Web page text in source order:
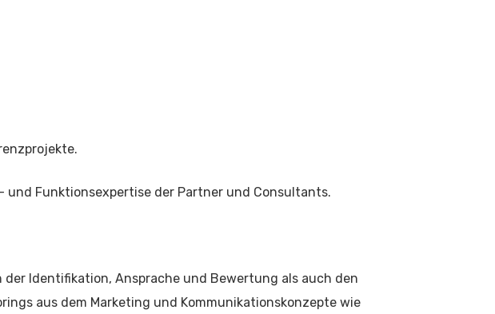
Funktionsexpertise der Partner und Consultants.
der Identifikation, Ansprache und Bewertung als auch den
aus dem Marketing und Kommunikationskonzepte wie